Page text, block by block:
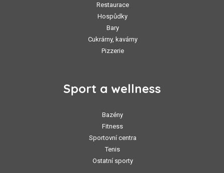
Restaurace
Hospůdky
Bary
Cukrárny, kavárny
Pizzerie
Sport a wellness
Bazény
Fitness
Sportovní centra
Tenis
Ostatní sporty